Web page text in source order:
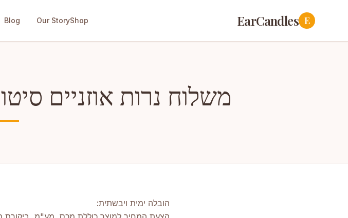
E
EarCandles
Shop
Our Story
Blog
משלוח נרות אוזניים סיטונאי &#038;
הובלה ימית ויבשתית: